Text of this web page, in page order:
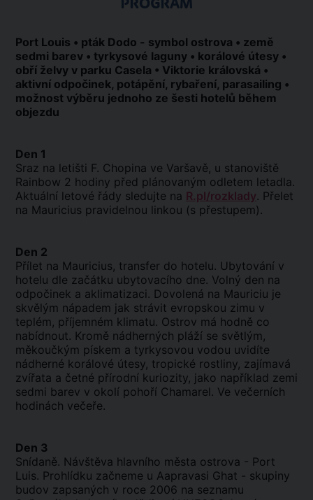
Port Louis • pták Dodo - symbol ostrova • země
sedmi barev • tyrkysové laguny • korálové útesy •
obří želvy v parku Casela • Viktorie královská •
aktivní odpočinek, potápění, rybaření, parasailing •
možnost výběru jednoho ze šesti hotelů během
objezdu
Den 1
Sraz na letišti F. Chopina ve Varšavě, u stanoviště
Rainbow 2 hodiny před plánovaným odletem letadla.
Aktuální letové řády sledujte na R.pl/rozklady. Přelet
na Mauricius pravidelnou linkou (s přestupem).
Den 2
Přílet na Mauricius, transfer do hotelu. Ubytování v
hotelu dle začátku ubytovacího dne. Volný den na
odpočinek a aklimatizaci. Dovolená na Mauriciu je
skvělým nápadem jak strávit evropskou zimu v
teplém, příjemném klimatu. Ostrov má hodně co
nabídnout. Kromě nádherných pláží se světlým,
měkoučkým pískem a tyrkysovou vodou uvidíte
nádherné korálové útesy, tropické rostliny, zajímavá
zvířata a četné přírodní kuriozity, jako například zemi
sedmi barev v okolí pohoří Chamarel. Ve večerních
hodinách večeře.
Den 3
Snídaně. Návštěva hlavního města ostrova - Port
Luis. Prohlídku začneme u Aapravasi Ghat - skupiny
budov zapsaných v roce 2006 na seznamu